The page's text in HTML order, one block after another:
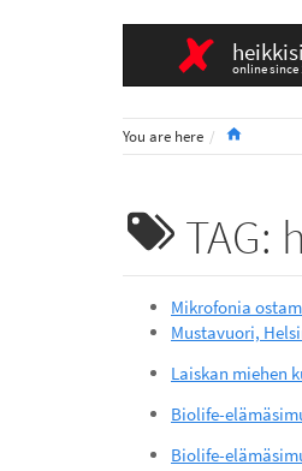
online since
You are here
TAG:
Mikrofonia
Mustavuori,
Laiskan miehen
Biolife-
Biolife-